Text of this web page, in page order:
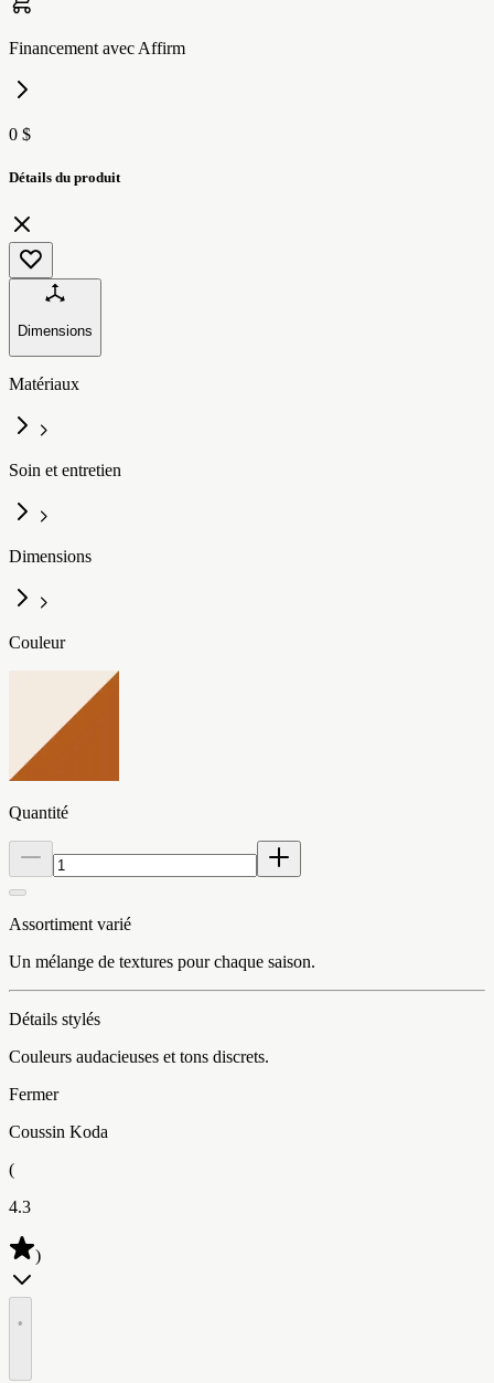
Financement avec Affirm
0 $
Détails du produit
Dimensions
Matériaux
Soin et entretien
Dimensions
Couleur
Quantité
Assortiment varié
Un mélange de textures pour chaque saison.
Détails stylés
Couleurs audacieuses et tons discrets.
Fermer
Coussin Koda
(
4.3
)
•